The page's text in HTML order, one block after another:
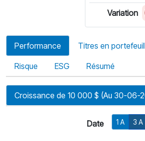
Variation
Performance Titres en
Risque ESG Résumé
Croissance de 10 000 $ (Au 30-06-
Date 1 A 3 A